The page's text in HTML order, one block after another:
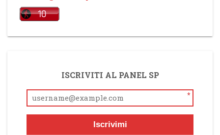
ISCRIVITI AL PANEL SP
*
Iscrivimi